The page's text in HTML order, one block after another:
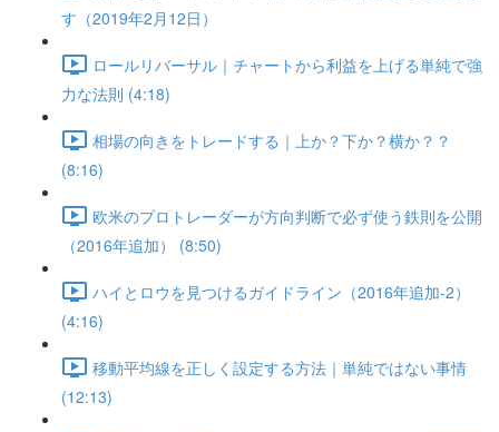
す（2019年2月12日）
ロールリバーサル｜チャートから利益を上げる単純で強
力な法則 (4:18)
相場の向きをトレードする｜上か？下か？横か？？
(8:16)
欧米のプロトレーダーが方向判断で必ず使う鉄則を公開
（2016年追加） (8:50)
ハイとロウを見つけるガイドライン（2016年追加-2）
(4:16)
移動平均線を正しく設定する方法｜単純ではない事情
(12:13)